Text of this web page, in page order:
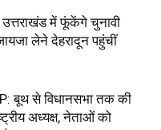
में फूंकेंगे चुनावी
लेने देहरादून पहुंचीं
बूथ से विधानसभा तक की
अध्यक्ष, नेताओं को